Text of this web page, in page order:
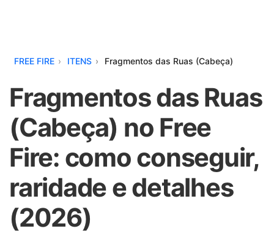
FREE FIRE ITENS Fragmentos das Ruas (Cabeça)
Fragmentos das Ruas
(Cabeça) no Free
Fire: como conseguir,
raridade e detalhes
(2026)